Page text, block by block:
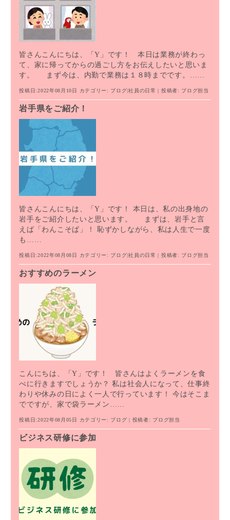
皆さんこんにちは、「Y」です！ 本日は業務が終わっ
て、家に帰ってからの過ごし方をお伝えしたいと思いま
す。 まず今は、内勤で業務は１８時までです。……
投稿日:2022年08月10日 カテゴリー: ブログ|社員の日常 | 投稿者: ブログ担当
岩手県をご紹介！
皆さんこんにちは、「Y」です！ 本日は、私の出身地の
岩手をご紹介したいと思います。 まずは、岩手と言
えば「わんこそば」！ 恥ずかしながら、私は人生で一度
も……
投稿日:2022年08月08日 カテゴリー: ブログ|社員の日常 | 投稿者: ブログ担当
おすすめのラーメン
こんにちは、「Y」です！ 皆さんはよくラーメンを食
べに行きますでしょうか？ 私は社会人になって、仕事終
わりや休みの日によく一人で行っています！ 今はそこま
でですが、家で袋ラーメン……
投稿日:2022年08月05日 カテゴリー: ブログ | 投稿者: ブログ担当
ビジネス研修に参加